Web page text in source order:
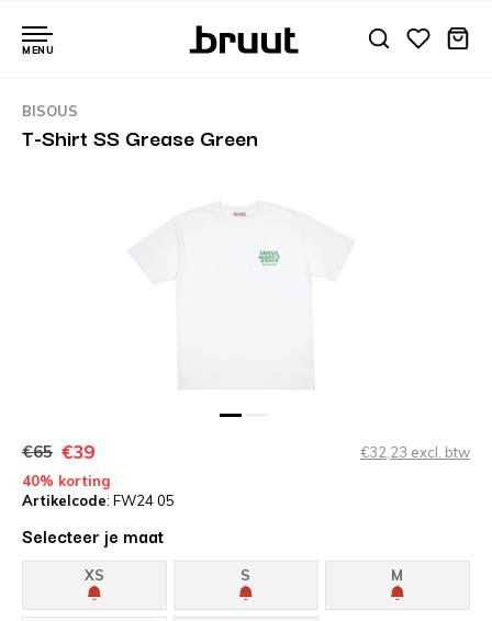
MENU
BISOUS
T-Shirt SS Grease Green
€65 €39
€32,23 excl. btw
40% korting
Artikelcode: FW24 05
Selecteer je maat
XS S M